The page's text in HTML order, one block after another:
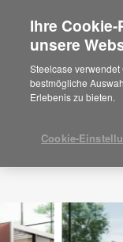
Ihre
unsere
Steelcase
bestmögliche
Erlebenis zu bieten.
Cookie-